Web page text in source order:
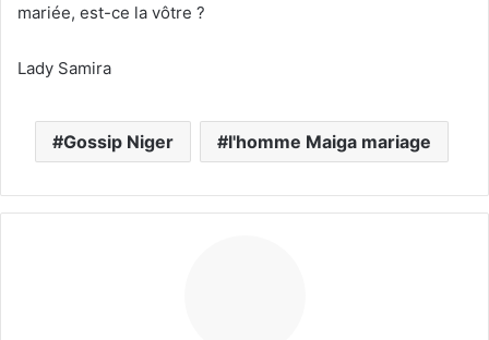
mariée, est-ce la vôtre ?
Lady Samira
Gossip Niger l'homme Maiga mariage